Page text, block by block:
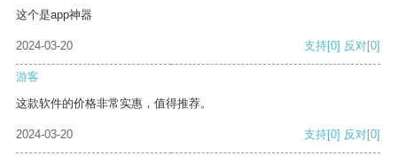
这个是app神器
2024-03-20 支持[0] 反对[0]
游客
这款软件的价格非常实惠，值得推荐。
2024-03-20 支持[0] 反对[0]